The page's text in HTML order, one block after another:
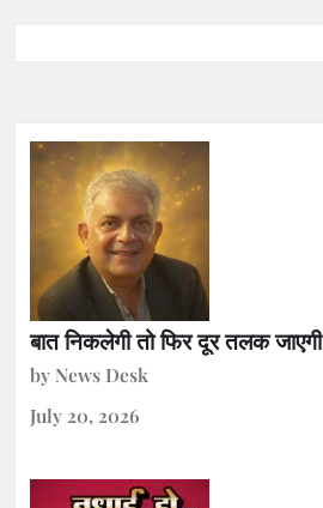
बात निकलेगी तो फिर दूर तलक जाएगी
by News Desk
July 20, 2026